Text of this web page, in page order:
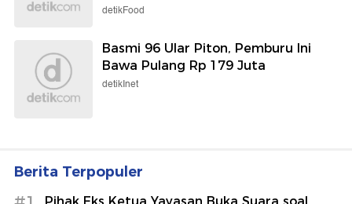
detikFood
Basmi 96 Ular Piton, Pemburu Ini
Bawa Pulang Rp 179 Juta
detikInet
Berita Terpopuler
Pihak Eks Ketua Yayasan Buka Suara soal